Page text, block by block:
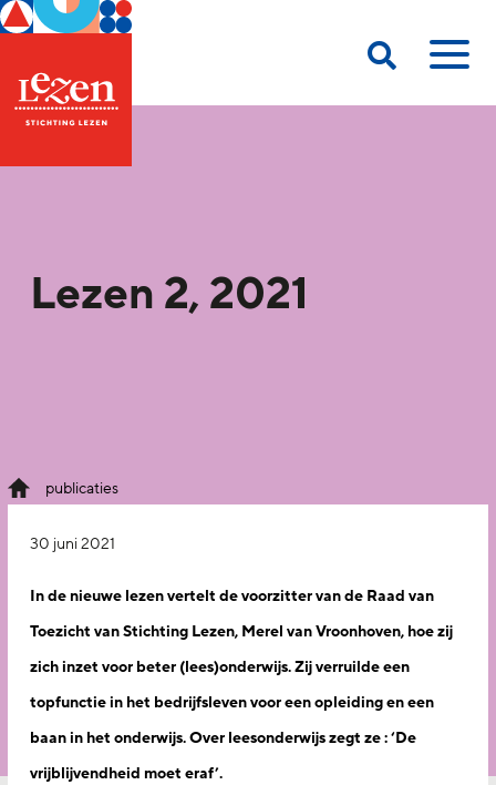
Lezen 2, 2021
publicaties
30 juni 2021
In de nieuwe lezen vertelt de voorzitter van de Raad van
Toezicht van Stichting Lezen, Merel van Vroonhoven, hoe zij
zich inzet voor beter (lees)onderwijs. Zij verruilde een
topfunctie in het bedrijfsleven voor een opleiding en een
baan in het onderwijs. Over leesonderwijs zegt ze : ‘De
vrijblijvendheid moet eraf’.